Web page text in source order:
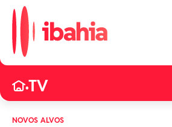
•TV
NOVOS ALVOS